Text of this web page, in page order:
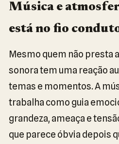
Música e
está no fio
Mesmo quem não presta
sonora tem uma reação
temas e momentos. A
trabalha como guia
grandeza, ameaça e
que parece óbvia depois